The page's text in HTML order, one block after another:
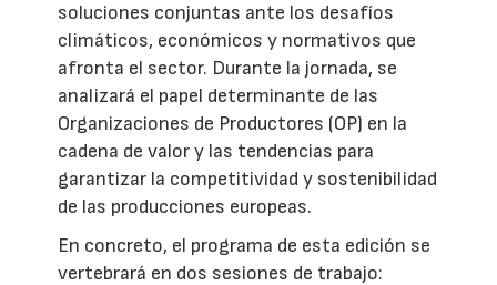
soluciones conjuntas ante los desafíos
climáticos, económicos y normativos que
afronta el sector. Durante la jornada, se
analizará el papel determinante de las
Organizaciones de Productores (OP) en la
cadena de valor y las tendencias para
garantizar la competitividad y sostenibilidad
de las producciones europeas.
En concreto, el programa de esta edición se
vertebrará en dos sesiones de trabajo: